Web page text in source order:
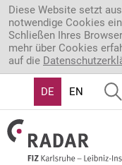
Direkt zum Inhalt
Diese Website setzt
notwendige Cookies
Schließen Ihres
mehr über Cookies
auf die
DE EN